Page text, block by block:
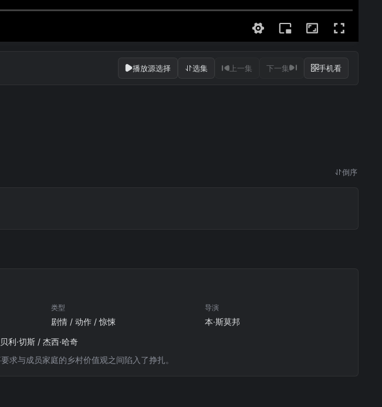
播放源选择 选集 上一集 下一集 手机看
倒序
类型
剧情 / 动作 / 惊悚
导演
本·斯莫邦
利·切斯 / 杰西·哈奇
求与成员家庭的乡村价值观之间陷入了挣扎。